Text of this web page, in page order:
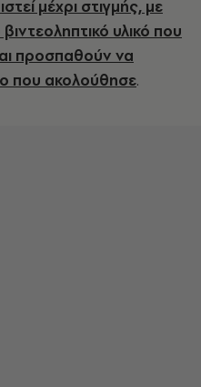
μέχρι στιγμής, με
υλικό που
προσπαθούν να
που ακολούθησε.